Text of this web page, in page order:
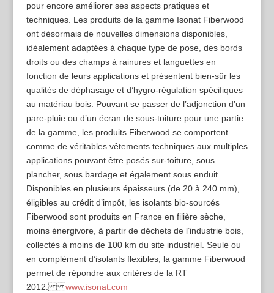
pour encore améliorer ses aspects pratiques et
techniques. Les produits de la gamme Isonat Fiberwood
ont désormais de nouvelles dimensions disponibles,
idéalement adaptées à chaque type de pose, des bords
droits ou des champs à rainures et languettes en
fonction de leurs applications et présentent bien-sûr les
qualités de déphasage et d’hygro-régulation spécifiques
au matériau bois. Pouvant se passer de l’adjonction d’un
pare-pluie ou d’un écran de sous-toiture pour une partie
de la gamme, les produits Fiberwood se comportent
comme de véritables vêtements techniques aux multiples
applications pouvant être posés sur-toiture, sous
plancher, sous bardage et également sous enduit.
Disponibles en plusieurs épaisseurs (de 20 à 240 mm),
éligibles au crédit d’impôt, les isolants bio-sourcés
Fiberwood sont produits en France en filière sèche,
moins énergivore, à partir de déchets de l’industrie bois,
collectés à moins de 100 km du site industriel. Seule ou
en complément d’isolants flexibles, la gamme Fiberwood
permet de répondre aux critères de la RT
2012.www.isonat.com